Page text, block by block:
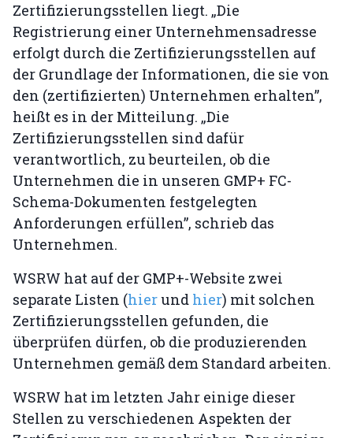
Zertifizierungsstellen liegt. „Die
Registrierung einer Unternehmensadresse
erfolgt durch die Zertifizierungsstellen auf
der Grundlage der Informationen, die sie von
den (zertifizierten) Unternehmen erhalten”,
heißt es in der Mitteilung. „Die
Zertifizierungsstellen sind dafür
verantwortlich, zu beurteilen, ob die
Unternehmen die in unseren GMP+ FC-
Schema-Dokumenten festgelegten
Anforderungen erfüllen”, schrieb das
Unternehmen.
WSRW hat auf der GMP+-Website zwei
separate Listen (hier und hier) mit solchen
Zertifizierungsstellen gefunden, die
überprüfen dürfen, ob die produzierenden
Unternehmen gemäß dem Standard arbeiten.
WSRW hat im letzten Jahr einige dieser
Stellen zu verschiedenen Aspekten der